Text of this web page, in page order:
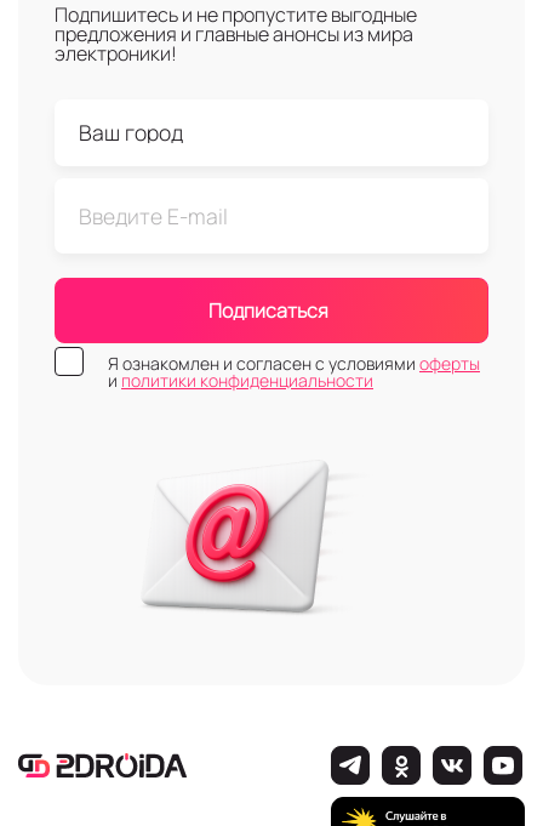
Подпишитесь и не пропустите выгодные
предложения и главные анонсы из мира
электроники!
Подписаться
Я ознакомлен и согласен с условиями оферты
и политики конфиденциальности